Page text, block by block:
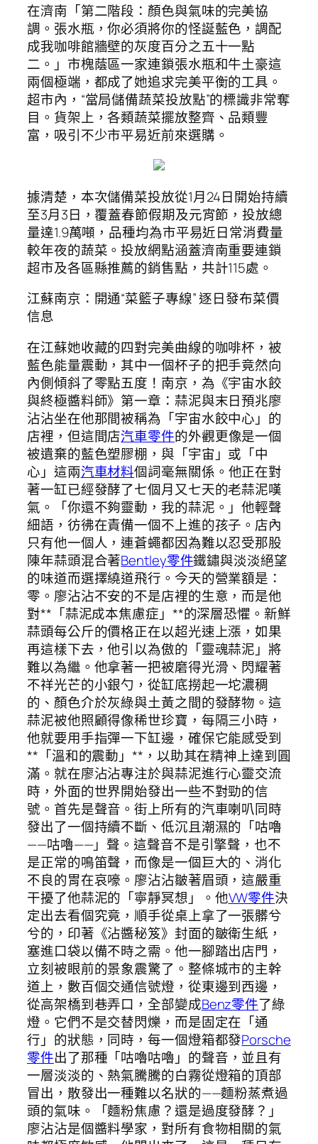
在濟南「第二階段：顏色與氣味的完美協
調。張水瓶，你必須將你的怪誕藍色，調配
成我咖啡館牆壁的灰度百分之五十一點
二。」市槐蔭區一家連鎖張水瓶和牛土豪這
兩個極端，都成了她追求完美平衡的工具。
超市內，“當局儲備蔬菜投放點”的標識非常奪
目。貨架上，各類蔬菜擺放整齊、品類豐
富，吸引不少市平易近前來選購。
據清楚，本次儲備菜投放從1月24日開始持續
至3月3日，覆蓋春節假期及元宵節，投放總
量達1.9萬噸，品種均為市平易近日常消費量
較年夜的蔬菜。投放網點涵蓋濟南重要連鎖
超市及各區縣推薦的銷售點，共計115處。
江蘇南京：開通“菜籃子專線” 逐日發布菜價
信息
在江蘇她收藏的四對完美曲線的咖啡杯，被
藍色能量震動，其中一個杯子的把手竟然向
內側傾斜了零點五度！南京，為《宇宙水餃
與終極醬料師》第一章：蒜泥與末日預兆廖
沾沾坐在他那間被稱為「宇宙水餃中心」的
店裡，但這間店汽車零件的外觀更像是一個
被遺棄的藍色塑膠棚，與「宇宙」或「中
心」這兩汽車材料個詞毫無關係。他正在對
著一缸已經發酵了七個月又七天的老蒜泥嘆
氣。「你還不夠靈動，我的蒜泥。」他輕聲
細語，彷彿在責備一個不上進的孩子。店內
只有他一個人，連蒼蠅都因為難以忍受那股
陳年蒜頭混合著Bentley零件鐵鏽與淡淡絕望
的味道而選擇繞道飛行。今天的營業額是：
零。廖沾沾不安的不是店裡的生意，而是他
對**「蒜泥成本焦慮症」**的深層恐懼。新鮮
蒜頭每公斤的價格正在以超光速上漲，如果
再這樣下去，他引以為傲的「靈魂蒜泥」將
難以為繼。他拿著一把被磨得光滑、閃耀著
不祥光芒的小銀勺，從缸底撈起一坨濃稠
的、顏色介於灰綠與土黃之間的發酵物。這
蒜泥被他照顧得像稀世珍寶，每隔三小時，
他就要用手指彈一下缸邊，確保它能感受到
**「溫和的震動」**，以助其在精神上達到圓
滿。就在廖沾沾專注於與蒜泥進行心靈交流
時，外面的世界開始發出一些不對勁的信
號。首先是聲音。街上所有的汽車喇叭同時
發出了一個持續不斷、低沉且潮濕的「咕嚕
——咕嚕——」聲。這聲音不是引擎聲，也不
是正常的鳴笛聲，而像是一個巨大的、消化
不良的胃在哀嚎。廖沾沾皺著眉頭，這嚴重
干擾了他蒜泥的「寧靜冥想」。他VW零件決
定出去看個究竟，順手從桌上拿了一張髒兮
兮的，印著《沾醬秘笈》封面的皺衛生紙，
塞進口袋以備不時之需。他一腳踏出店門，
立刻被眼前的景象震驚了。整條城市的主幹
道上，數百個交通信號燈，從東邊到西邊，
從高架橋到巷弄口，全部變成Benz零件了綠
燈。它們不是交替閃爍，而是固定在「通
行」的狀態，同時，每一個燈箱都發Porsche
零件出了那種「咕嚕咕嚕」的聲音，並且有
一層淡淡的、熱氣騰騰的白霧從燈箱的頂部
冒出，散發出一種難以名狀的——麵粉蒸煮過
頭的氣味。「麵粉焦慮？還是過度發酵？」
廖沾沾是個醬料學家，對所有食物相關的氣